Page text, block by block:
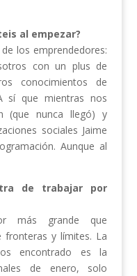
al empezar?
los emprendedores:
con un plus de
conocimientos de
sí que mientras nos
(que nunca llegó) y
sociales Jaime
Aunque al
de trabajar por
más grande que
fronteras y límites. La
encontrado es la
de enero, solo